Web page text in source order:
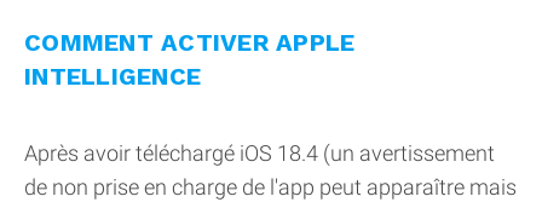
COMMENT ACTIVER APPLE
INTELLIGENCE
Après avoir téléchargé iOS 18.4 (un avertissement
de non prise en charge de l'app peut apparaître mais